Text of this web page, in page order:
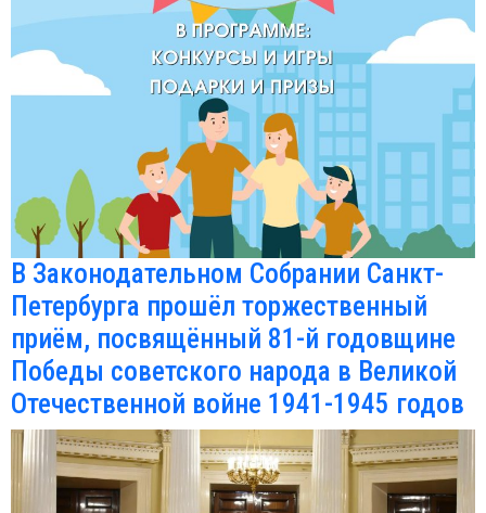
В Законодательном Собрании Санкт-
Петербурга прошёл торжественный
приём, посвящённый 81-й годовщине
Победы советского народа в Великой
Отечественной войне 1941-1945 годов